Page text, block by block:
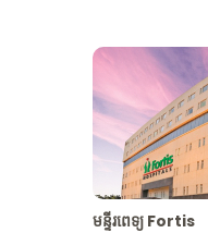
មន្ទីរពេទ្យ Fortis